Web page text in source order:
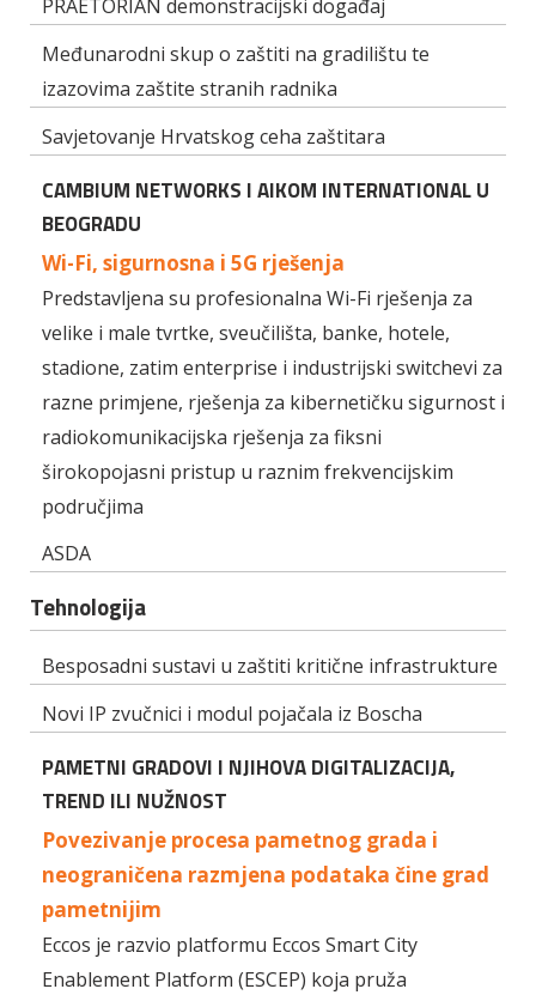
PRAETORIAN demonstracijski događaj
Međunarodni skup o zaštiti na gradilištu te
izazovima zaštite stranih radnika
Savjetovanje Hrvatskog ceha zaštitara
CAMBIUM NETWORKS I AIKOM INTERNATIONAL U
BEOGRADU
Wi-Fi, sigurnosna i 5G rješenja
Predstavljena su profesionalna Wi-Fi rješenja za
velike i male tvrtke, sveučilišta, banke, hotele,
stadione, zatim enterprise i industrijski switchevi za
razne primjene, rješenja za kibernetičku sigurnost i
radiokomunikacijska rješenja za fiksni
širokopojasni pristup u raznim frekvencijskim
područjima
ASDA
Tehnologija
Besposadni sustavi u zaštiti kritične infrastrukture
Novi IP zvučnici i modul pojačala iz Boscha
PAMETNI GRADOVI I NJIHOVA DIGITALIZACIJA,
TREND ILI NUŽNOST
Povezivanje procesa pametnog grada i
neograničena razmjena podataka čine grad
pametnijim
Eccos je razvio platformu Eccos Smart City
Enablement Platform (ESCEP) koja pruža